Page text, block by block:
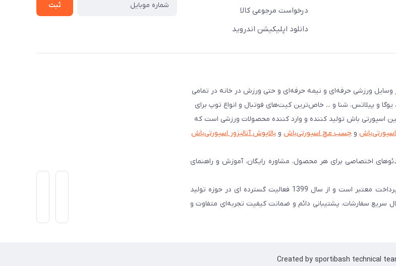
درخواست مرجوعی کالا
دانلود اپلیکیشن اندروید
ثبت
وسایل ورزشی حرفه‌ای و نیمه حرفه‌ای و حتی ورزش در خانه در تمامی
یوگا و پیلاتس، شنا و ... خاص‌ترین کیت‌های فوتبال و انواع توپ برای
اسپورتی باش تولید کننده و وارد کننده محصولات ورزشی است که
و چسب مچ اسپورتی‌باش و بالاپوش آنالیزور اسپورتی‌باش
اختصاصی برای هر محصول، مشاوره رایگان، آموزش و راهنمای
اسپورتی‌ باش را همه میشناسند! اسپورتی‌باش دارای نماد اعتماد الکترونیک و درگاه پرداخت معتبر است و از سال 1399 فعالیت گسترده ای در حوزه تولید
سریع سفارشات، پشتیبانی دائم و ضمانت کیفیت تجربه‌ای متفاوت و
Created by sportibash technical